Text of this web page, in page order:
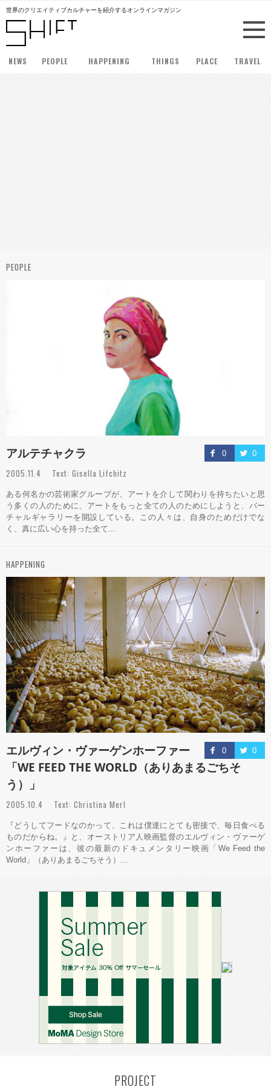
世界のクリエイティブカルチャーを紹介するオンラインマガジン
NEWS PEOPLE HAPPENING THINGS PLACE TRAVEL
PEOPLE
0 0
アルテチャクラ
2005.11.4 Text: Gisella Lifchitz
ある何名かの芸術家グループが、アートを介して関わりを持ちたいと思
う多くの人のために、アートをもっと全ての人のためにしようと、バー
チャルギャラリーを開設している。この人々は、自身のためだけでな
く、真に広い心を持った全て...
HAPPENING
0 0
エルヴィン・ヴァーゲンホーファー
「WE FEED THE WORLD（ありあまるごちそ
う）」
2005.10.4 Text: Christina Merl
『どうしてフードなのかって、これは僕達にとても密接で、毎日食べる
ものだからね。』と、オーストリア人映画監督のエルヴィン・ヴァーゲ
ンホーファーは、彼の最新のドキュメンタリー映画「We Feed the
World」（ありあまるごちそう）...
PROJECT